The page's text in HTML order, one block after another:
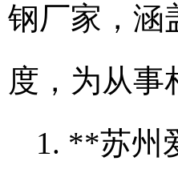
钢厂家，涵
度，为从事
1. **苏州